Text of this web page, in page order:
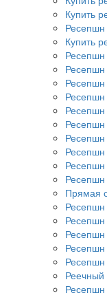
Купить
Купить
Ресепшн
Ресепшн
Ресепшн
Ресепшн
Ресепшн
Ресепшн
Ресепшн
Ресепшн
Ресепшн
Прямая
Ресепшн
Ресепшн
Ресепшн
Ресепшн
Ресепшн